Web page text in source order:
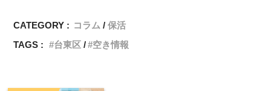
CATEGORY : コラム
保活
TAGS :
台東区 空き情報